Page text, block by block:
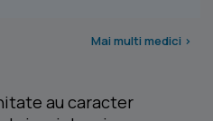
Mai multi medici >
au caracter